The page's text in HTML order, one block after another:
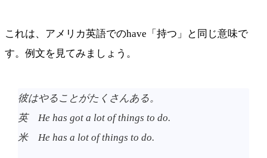
これは、アメリカ英語でのhave「持つ」と同じ意味で
す。例文を見てみましょう。
彼はやることがたくさんある。
英 He has got a lot of things to do.
米 He has a lot of things to do.